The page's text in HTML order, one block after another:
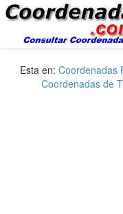
Esta en: Coordenadas
Coordenadas de